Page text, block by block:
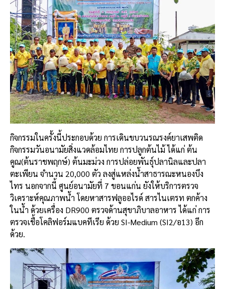
กิจกรรมในครั้งนี้ประกอบด้วย การเดินขบวนรณรงค์ยาเสพติด
กิจกรรมวันอนามัยสิ่งแวดล้อมไทย การปลูกต้นไม้ ได้แก่ ต้น
คูณ(ต้นราชพฤกษ์) ต้นมะม่วง การปล่อยพันธุ์ปลานิลและปลา
ตะเพียน จำนวน 20,000 ตัว ลงสู่แหล่งน้ำสาธารณะหนองบึง
ไทร นอกจากนี้ ศูนย์อนามัยที่ 7 ขอนแก่น ยังให้บริการตรวจ
วิเคราะห์คุณภาพน้ำ โดยหาสารฟลูออไรด์ สารไนเตรท ตกค้าง
ในน้ำ ด้วยเครื่อง DR900 ตรวจด้านสุขาภิบาลอาหาร ได้แก่ การ
ตรวจเชื้อโคลิฟอร์มแบคทีเรีย ด้วย SI-Medium (SI2/อ13) อีก
ด้วย.